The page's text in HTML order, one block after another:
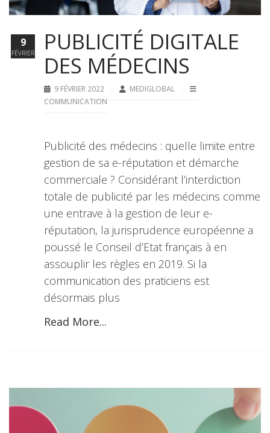
PUBLICITÉ DIGITALE
DES MÉDECINS
9 FÉVRIER 2022
MEDIGLOBAL
COMMUNICATION
Publicité des médecins : quelle limite entre
gestion de sa e-réputation et démarche
commerciale ? Considérant l’interdiction
totale de publicité par les médecins comme
une entrave à la gestion de leur e-
réputation, la jurisprudence européenne a
poussé le Conseil d’Etat français à en
assouplir les règles en 2019. Si la
communication des praticiens est
désormais plus
Read More...
9
FÉVRIER